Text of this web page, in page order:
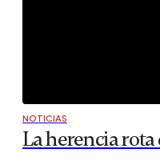
NOTICIAS
La herencia rota